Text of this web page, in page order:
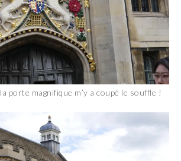
la porte magnifique m’y a coupé le souffle !